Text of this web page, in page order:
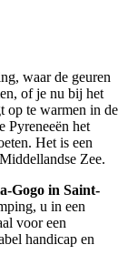
waar de geuren
of je nu bij het
op te warmen in de
Pyreneeën het
Het is een
Zee.
Gogo in Saint-
u in een
voor een
handicap en